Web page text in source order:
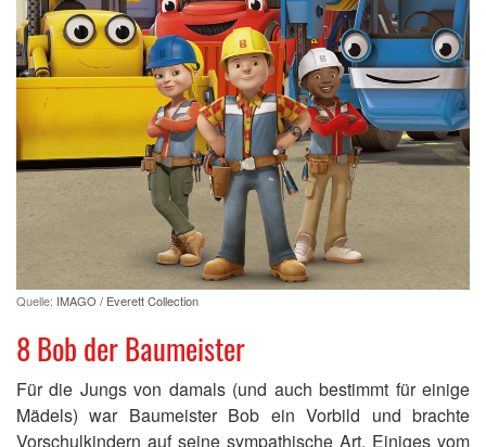
Quelle: IMAGO / Everett Collection
8 Bob der Baumeister
Für die Jungs von damals (und auch bestimmt für einige
Mädels) war Baumeister Bob ein Vorbild und brachte
Vorschulkindern auf seine sympathische Art, Einiges vom